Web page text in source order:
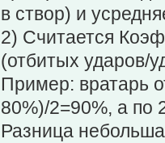
в створ) и
2) Считается
(отбитых ударов/
Пример: вратарь
80%)/2=90%, а по
Разница